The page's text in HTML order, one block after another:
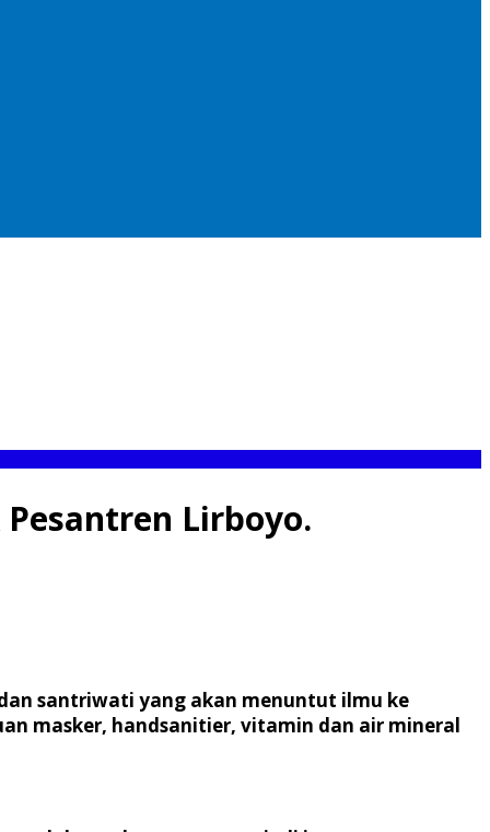
Lirboyo.
santriwati yang akan menuntut ilmu ke
masker, handsanitier, vitamin dan air mineral